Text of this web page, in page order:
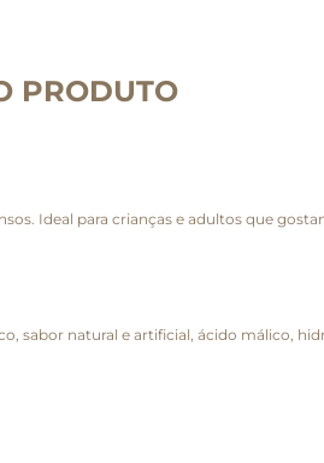
PRODUTO
Ideal para crianças e adultos que
sabor natural e artificial, ácido málico,